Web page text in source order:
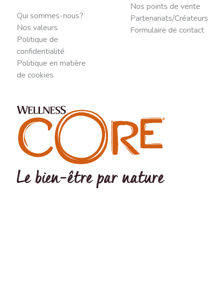
Qui sommes-nous?
Nos valeurs
Politique de
confidentialité
Politique en matière
de cookies
Nos points de vente
Partenariats/Créateurs
Formulaire de contact